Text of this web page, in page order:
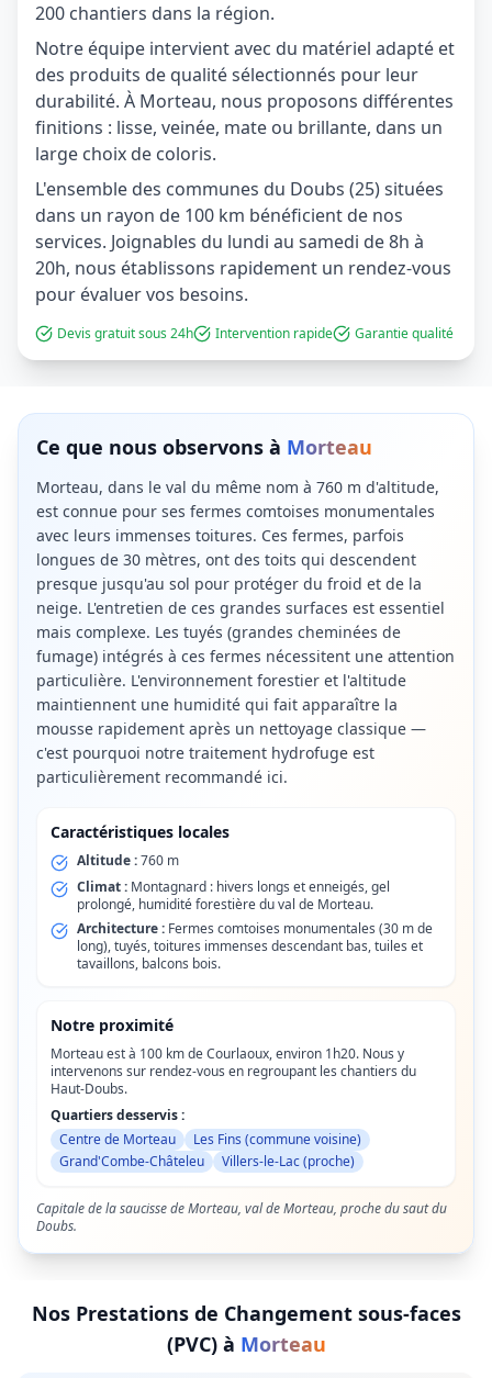
200 chantiers dans la région.
Notre équipe intervient avec du matériel adapté et
des produits de qualité sélectionnés pour leur
durabilité. À Morteau, nous proposons différentes
finitions : lisse, veinée, mate ou brillante, dans un
large choix de coloris.
L'ensemble des communes du Doubs (25) situées
dans un rayon de 100 km bénéficient de nos
services. Joignables du lundi au samedi de 8h à
20h, nous établissons rapidement un rendez-vous
pour évaluer vos besoins.
Devis gratuit sous 24h Intervention rapide Garantie qualité
Ce que nous observons à Morteau
Morteau, dans le val du même nom à 760 m d'altitude,
est connue pour ses fermes comtoises monumentales
avec leurs immenses toitures. Ces fermes, parfois
longues de 30 mètres, ont des toits qui descendent
presque jusqu'au sol pour protéger du froid et de la
neige. L'entretien de ces grandes surfaces est essentiel
mais complexe. Les tuyés (grandes cheminées de
fumage) intégrés à ces fermes nécessitent une attention
particulière. L'environnement forestier et l'altitude
maintiennent une humidité qui fait apparaître la
mousse rapidement après un nettoyage classique —
c'est pourquoi notre traitement hydrofuge est
particulièrement recommandé ici.
Caractéristiques locales
Altitude :760 m
Climat : Montagnard : hivers longs et enneigés, gel
prolongé, humidité forestière du val de Morteau.
Architecture : Fermes comtoises monumentales (30 m de
long), tuyés, toitures immenses descendant bas, tuiles et
tavaillons, balcons bois.
Notre proximité
Morteau est à 100 km de Courlaoux, environ 1h20. Nous y
intervenons sur rendez-vous en regroupant les chantiers du
Haut-Doubs.
Quartiers desservis :
Centre de Morteau
Les Fins (commune voisine)
Grand'Combe-Châteleu
Villers-le-Lac (proche)
Capitale de la saucisse de Morteau, val de Morteau, proche du saut du
Doubs.
Nos Prestations de Changement sous-faces
(PVC)à Morteau